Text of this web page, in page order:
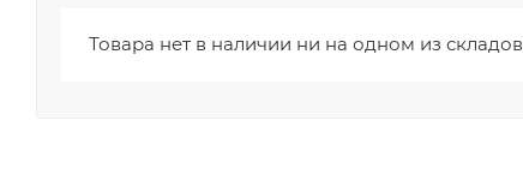
Товара нет в наличии ни на одном из складов